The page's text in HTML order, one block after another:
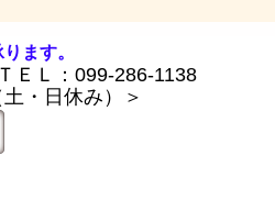
ます。
Ｌ：099-286-1138
・日休み）＞